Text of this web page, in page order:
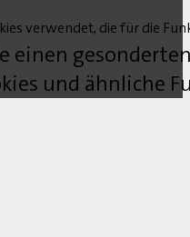
verwendet, die für die
einen
und ähnliche